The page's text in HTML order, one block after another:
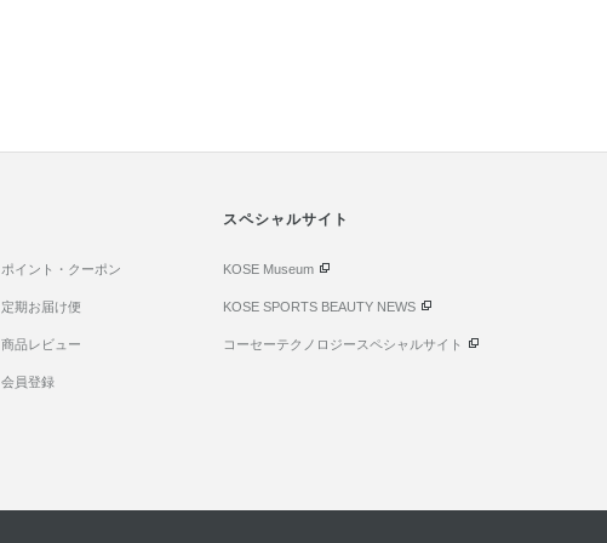
ポイント・クーポン
定期お届け便
商品レビュー
会員登録
スペシャルサイト
KOSE Museum
KOSE SPORTS BEAUTY NEWS
コーセーテクノロジースペシャルサイト